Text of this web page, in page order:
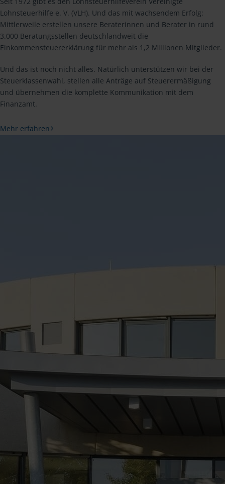
Lohnsteuerhilfe e. V. (VLH). Und das mit wachsendem Erfolg:
Mittlerweile erstellen unsere Beraterinnen und Berater in rund
3.000 Beratungsstellen deutschlandweit die
Einkommensteuererklärung für mehr als 1,2 Millionen Mitglieder.
Und das ist noch nicht alles. Natürlich unterstützen wir bei der
Steuerklassenwahl, stellen alle Anträge auf Steuerermäßigung
und übernehmen die komplette Kommunikation mit dem
Finanzamt.
Mehr erfahren